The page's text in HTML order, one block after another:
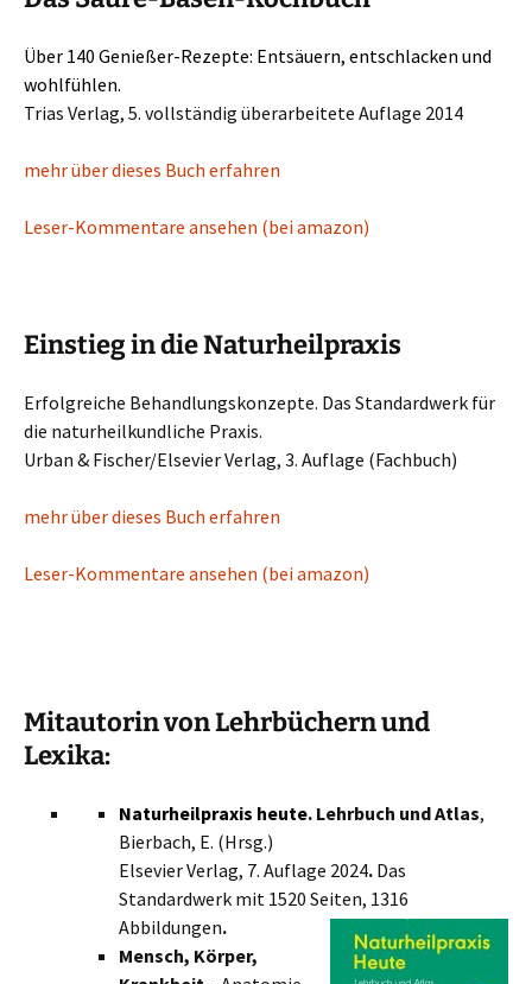
Über 140 Genießer-Rezepte: Entsäuern, entschlacken und
wohlfühlen.
Trias Verlag, 5. vollständig überarbeitete Auflage 2014
mehr über dieses Buch erfahren
Leser-Kommentare ansehen (bei amazon)
Einstieg in die Naturheilpraxis
Erfolgreiche Behandlungskonzepte. Das Standardwerk für
die naturheilkundliche Praxis.
Urban & Fischer/Elsevier Verlag, 3. Auflage (Fachbuch)
mehr über dieses Buch erfahren
Leser-Kommentare ansehen (bei amazon)
Mitautorin von Lehrbüchern und
Lexika:
Naturheilpraxis heute. Lehrbuch und Atlas,
Bierbach, E. (Hrsg.)
Elsevier Verlag, 7. Auflage 2024. Das
Standardwerk mit 1520 Seiten, 1316
Abbildungen.
Mensch, Körper,